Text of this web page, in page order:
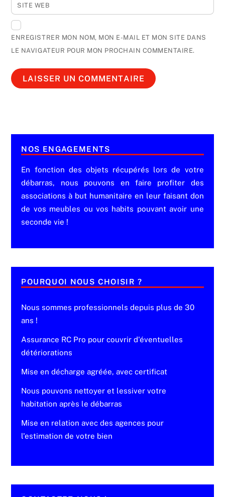
SITE WEB
ENREGISTRER MON NOM, MON E-MAIL ET MON SITE DANS
LE NAVIGATEUR POUR MON PROCHAIN COMMENTAIRE.
NOS ENGAGEMENTS
En fonction des objets récupérés lors de votre
débarras, nous pouvons en faire profiter des
associations à but humanitaire en leur faisant don
de vos meubles ou vos habits pouvant avoir une
seconde vie !
POURQUOI NOUS CHOISIR ?
Nous sommes professionnels depuis plus de 30
ans !
Assurance RC Pro pour couvrir d'éventuelles
détériorations
Mise en décharge agréée, avec certificat
Nous pouvons nettoyer et lessiver votre
habitation après le débarras
Mise en relation avec des agences pour
l'estimation de votre bien